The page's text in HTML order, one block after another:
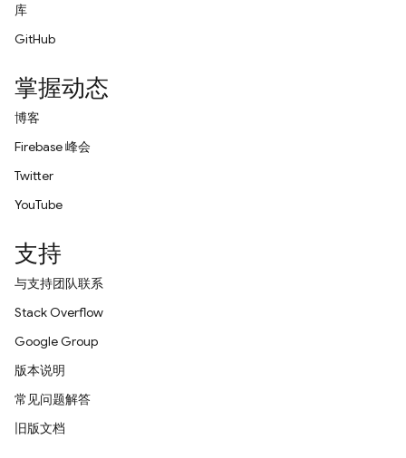
库
GitHub
掌握动态
博客
Firebase 峰会
Twitter
YouTube
支持
与支持团队联系
Stack Overflow
Google Group
版本说明
常见问题解答
旧版文档